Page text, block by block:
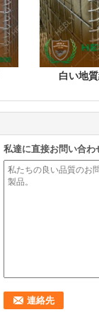
白い地
私達に直接お問い合わ